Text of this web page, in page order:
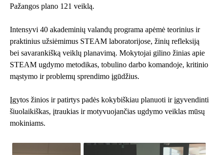
Pažangos plano 121 veiklą.
Intensyvi 40 akademinių valandų programa apėmė teorinius ir
praktinius užsiėmimus STEAM laboratorijose, žinių refleksiją
bei savarankišką veiklų planavimą. Mokytojai gilino žinias apie
STEAM ugdymo metodikas, tobulino darbo komandoje, kritinio
mąstymo ir problemų sprendimo įgūdžius.
Įgytos žinios ir patirtys padės kokybiškiau planuoti ir įgyvendinti
šiuolaikiškas, įtraukias ir motyvuojančias ugdymo veiklas mūsų
mokiniams.